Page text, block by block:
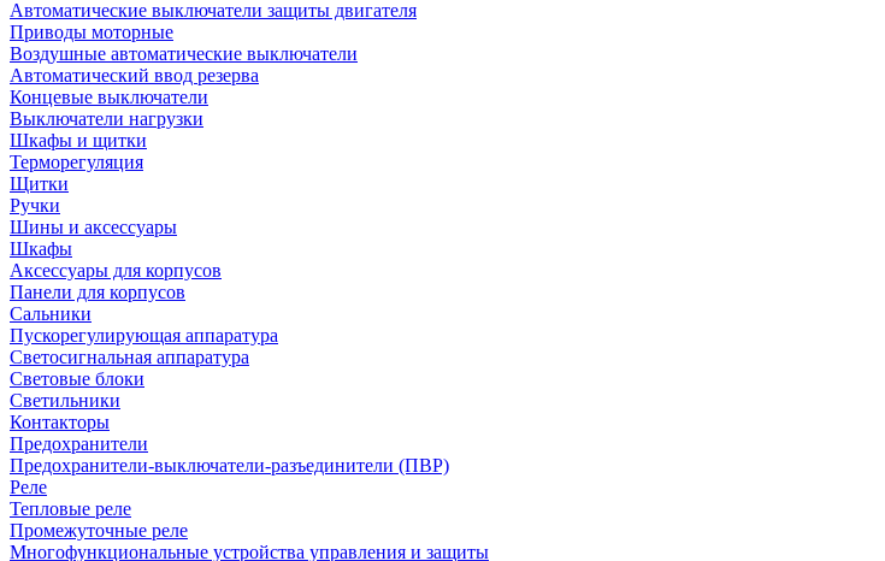
Автоматические выключатели защиты двигателя
Приводы моторные
Воздушные автоматические выключатели
Автоматический ввод резерва
Концевые выключатели
Выключатели нагрузки
Шкафы и щитки
Терморегуляция
Щитки
Ручки
Шины и аксессуары
Шкафы
Аксессуары для корпусов
Панели для корпусов
Сальники
Пускорегулирующая аппаратура
Светосигнальная аппаратура
Световые блоки
Светильники
Контакторы
Предохранители
Предохранители-выключатели-разъединители (ПВР)
Реле
Тепловые реле
Промежуточные реле
Многофункциональные устройства управления и защиты